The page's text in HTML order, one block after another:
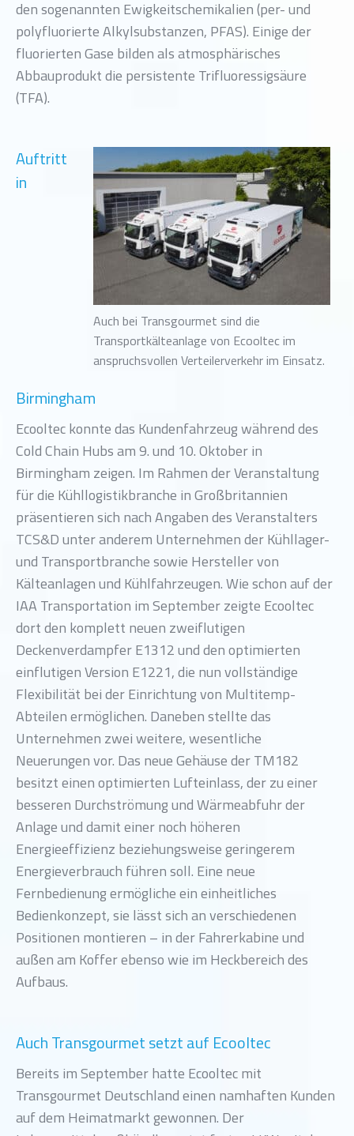
den sogenannten Ewigkeitschemikalien (per- und
polyfluorierte Alkylsubstanzen, PFAS). Einige der
fluorierten Gase bilden als atmosphärisches
Abbauprodukt die persistente Trifluoressigsäure
(TFA).
Auch bei Transgourmet sind die
Transportkälteanlage von Ecooltec im
anspruchsvollen Verteilerverkehr im Einsatz.
Auftritt
in
Birmingham
Ecooltec konnte das Kundenfahrzeug während des
Cold Chain Hubs am 9. und 10. Oktober in
Birmingham zeigen. Im Rahmen der Veranstaltung
für die Kühllogistikbranche in Großbritannien
präsentieren sich nach Angaben des Veranstalters
TCS&D unter anderem Unternehmen der Kühllager-
und Transportbranche sowie Hersteller von
Kälteanlagen und Kühlfahrzeugen. Wie schon auf der
IAA Transportation im September zeigte Ecooltec
dort den komplett neuen zweiflutigen
Deckenverdampfer E1312 und den optimierten
einflutigen Version E1221, die nun vollständige
Flexibilität bei der Einrichtung von Multitemp-
Abteilen ermöglichen. Daneben stellte das
Unternehmen zwei weitere, wesentliche
Neuerungen vor. Das neue Gehäuse der TM182
besitzt einen optimierten Lufteinlass, der zu einer
besseren Durchströmung und Wärmeabfuhr der
Anlage und damit einer noch höheren
Energieeffizienz beziehungsweise geringerem
Energieverbrauch führen soll. Eine neue
Fernbedienung ermögliche ein einheitliches
Bedienkonzept, sie lässt sich an verschiedenen
Positionen montieren – in der Fahrerkabine und
außen am Koffer ebenso wie im Heckbereich des
Aufbaus.
Auch Transgourmet setzt auf Ecooltec
Bereits im September hatte Ecooltec mit
Transgourmet Deutschland einen namhaften Kunden
auf dem Heimatmarkt gewonnen. Der